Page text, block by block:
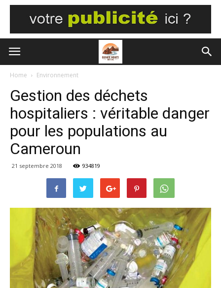
Home Environnement
Gestion des déchets
hospitaliers : véritable danger
pour les populations au
Cameroun
21 septembre 2018 934819